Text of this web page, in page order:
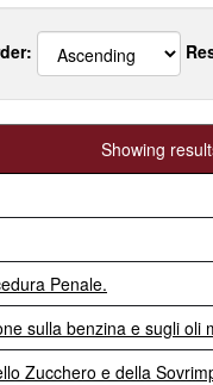
Showing
Penale.
sulla benzina e sugli oli
Zucchero e della